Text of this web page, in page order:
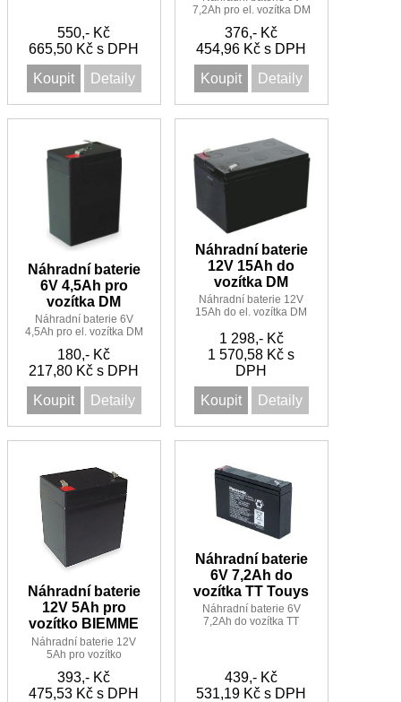
550,- Kč
665,50 Kč s DPH
Koupit
Detaily
7,2Ah pro el. vozítka DM
376,- Kč
454,96 Kč s DPH
Koupit
Detaily
Náhradní baterie
6V 4,5Ah pro
vozítka DM
Náhradní baterie 6V
4,5Ah pro el. vozítka DM
180,- Kč
217,80 Kč s DPH
Koupit
Detaily
Náhradní baterie
12V 15Ah do
vozítka DM
Náhradní baterie 12V
15Ah do el. vozítka DM
1 298,- Kč
1 570,58 Kč s
DPH
Koupit
Detaily
Náhradní baterie
12V 5Ah pro
vozítko BIEMME
Náhradní baterie 12V
5Ah pro vozítko
393,- Kč
475,53 Kč s DPH
Náhradní baterie
6V 7,2Ah do
vozítka TT Touys
Náhradní baterie 6V
7,2Ah do vozítka TT
439,- Kč
531,19 Kč s DPH